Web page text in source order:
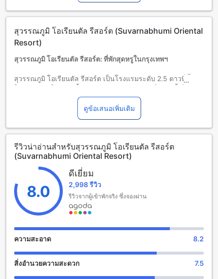
มีค่าใช้จ่ายเพิ่มเติม โดยบริการจะขึ้นอยู่กับความพร้อมของที่พัก
เด็กอายุ 6-10 ปี (รวมอายุ 10 ปี)
ผู้เข้าพักอายุ 11 ปีขึ้นไปถือเป็นผู้ใหญ่
บริการเตียงเสริมขึ้นอยู่กับประเภทห้องที่เลือก กรุณาตรวจสอบ
โปรดทราบว่า เมื่อจองห้องพักมากกว่า 5 ห้องขึ้นไป อาจมีการใช้
สุวรรณภูมิ โอเรียนตัล รีสอร์ต (Suvarnabhumi Oriental
Resort)
สุวรรณภูมิ โอเรียนตัล รีสอร์ต: ที่พักสุดหรูในกรุงเทพฯ
สุวรรณภูมิ โอเรียนตัล รีสอร์ต เป็นโรงแรมระดับ 2.5 ดาวที่ตั้งอยู่
2017 พร้อมบริการที่พักที่น่าตื่นตาตื่นใจ และสะดวกสบายอย่าง
การเช็คอินสามารถทำได้ตั้งแต่เวลา 02:00 น. เป็นต้นไป และ
การเช็คเอาท์จะต้องทำภายในเวลา 01:00 น. โรงแรมยังมีระยะ
ทางที่ใกล้เคียงกับสนามบินเพียง 8 นาทีเท่านั้น และห่างจาก
ใจกลางเมืองเพียง 25 กิโลเมตรเท่านั้น
นอกจากนี้ โรงแรมยังมีนโยบายสำหรับเด็กที่ต้องเสียค่าใช้จ่ายเพิ่ม
เติม โรงแรมไม่อนุญาตให้เด็กพักฟรี กรุณาติดต่อโรงแรมเพื่อขอ
ข้อมูลเพิ่มเติม
สนุกสุดฟินกับสิ่งอำนวยความสะดวกในสุวรรณภูมิ โอเรียนตัล รี
สอร์ต
หลายเพื่อให้คุณสนุกสนานและผ่อนคลายได้อย่างเต็มที่ ที่นี่คุณจะ
ของคุณ อีกทั้งยังมีบาร์ที่น่าสนใจซึ่งมีเครื่องดื่มอร่อยและ
บรรยากาศที่เป็นกันเอง และหากคุณต้องการผ่อนคลายกับการนวด
ดูข้อเสนอเพิ่มเติม
รีวิวน่าอ่านสำหรับสุวรรณภูมิ โอเรียนตัล รีสอร์ต
(Suvarnabhumi Oriental Resort)
8.0
ดีเยี่ยม
2,998 รีวิว
รีวิวจากผู้เข้าพักจริง ซึ่งจองผ่าน
ความสะอาด 8.2
สิ่งอำนวยความสะดวก 7.5